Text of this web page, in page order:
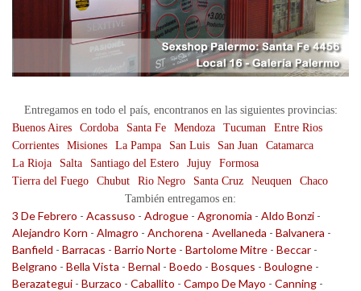
Entregamos en todo el país, encontranos en las siguientes provincias:
Buenos Aires
Cordoba Santa Fe Mendoza Tucuman
Entre Rios
Corrientes
Misiones La Pampa San Luis San Juan
Catamarca
La Rioja
Salta Santiago del Estero Jujuy
Formosa
Tierra del Fuego
Chubut Rio Negro Santa Cruz Neuquen
Chaco
También entregamos en:
3 De Febrero - Acassuso - Adrogue - Agronomia - Aldo Bonzi -
Alejandro Korn - Almagro - Anchorena - Avellaneda - Balvanera -
Banfield - Barracas - Barrio Norte - Bartolome Mitre - Beccar -
Belgrano - Bella Vista - Bernal - Boedo - Bosques - Boulogne -
Berazategui - Burzaco - Caballito - Campo De Mayo - Canning -